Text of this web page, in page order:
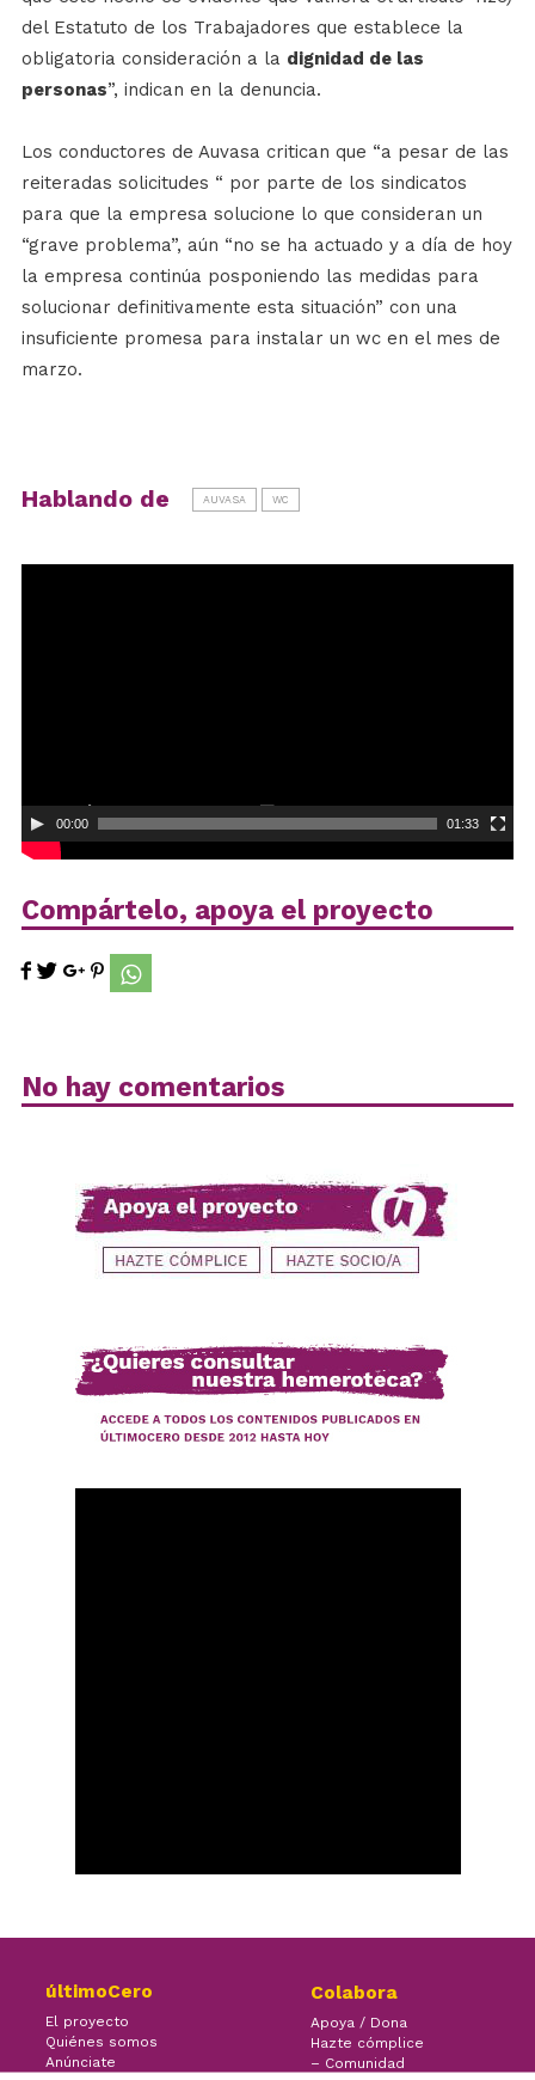
del Estatuto de los Trabajadores que establece la
obligatoria consideración a la dignidad de las
personas”, indican en la denuncia.
Los conductores de Auvasa critican que “a pesar de las
reiteradas solicitudes “ por parte de los sindicatos
para que la empresa solucione lo que consideran un
“grave problema”, aún “no se ha actuado y a día de hoy
la empresa continúa posponiendo las medidas para
solucionar definitivamente esta situación” con una
insuficiente promesa para instalar un wc en el mes de
marzo.
Hablando de AUVASA WC
00:00 01:33
Compártelo, apoya el proyecto
No hay comentarios
últimoCero
El proyecto
Quiénes somos
Anúnciate
Colabora
Apoya / Dona
Hazte cómplice
– Comunidad